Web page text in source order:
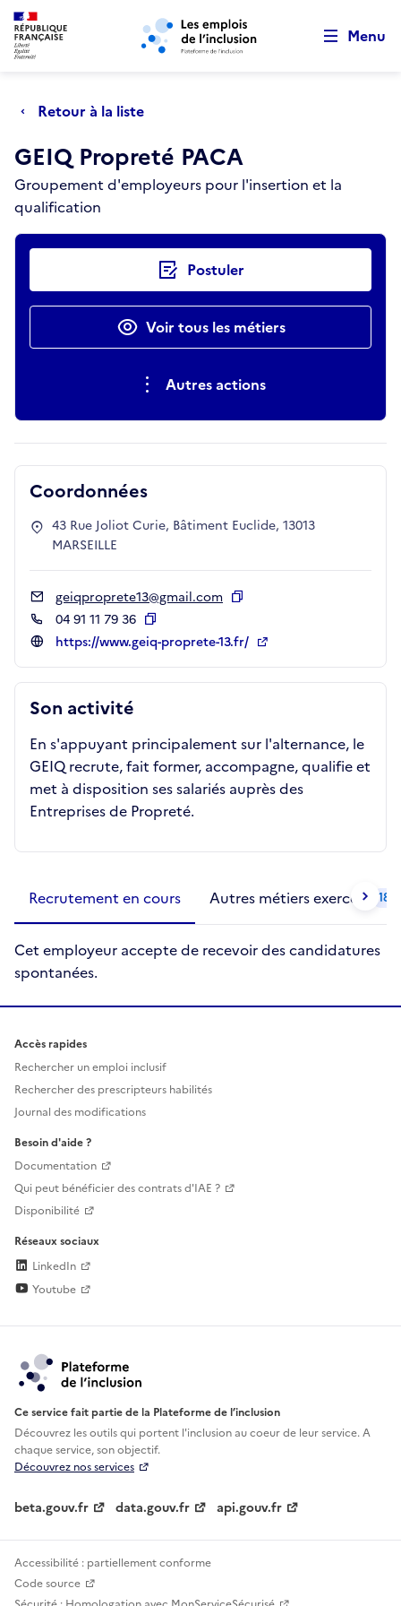
Aller au menu principal Aller au contenu principal
Menu
Retour à la liste
GEIQ Propreté PACA
Groupement d'employeurs pour l'insertion et la
qualification
Actions rapides Postuler
Voir tous les métiers
Autres actions
Son activité
En s'appuyant principalement sur l'alternance, le
GEIQ recrute, fait former, accompagne, qualifie et
met à disposition ses salariés auprès des
Entreprises de Propreté.
Coordonnées
43 Rue Joliot Curie, Bâtiment Euclide, 13013
MARSEILLE
geiqproprete13@gmail.com
04 91 11 79 36
Copier
https://www.geiq-proprete-13.fr/
Recrutement en cours Autres métiers exercés 18
Cet employeur accepte de recevoir des candidatures
spontanées.
Accès rapides
Rechercher un emploi inclusif
Rechercher des prescripteurs habilités
Journal des modifications
Besoin d'aide ?
Documentation
Qui peut bénéficier des contrats d'IAE ?
Disponibilité
Réseaux sociaux
LinkedIn
Youtube
Ce service fait partie de la Plateforme de l’inclusion
Découvrez les outils qui portent l'inclusion aucoeur de leur service. A
chaque service, son objectif.
Découvrez nos services
beta.gouv.fr data.gouv.fr api.gouv.fr
Accessibilité : partiellement conforme
Code source
Retour au début de la page
Panneau de gestion des cookies